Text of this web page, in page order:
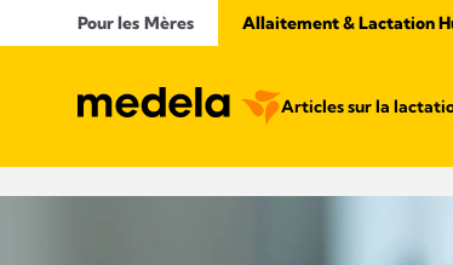
Pour les Mères Allaitement & Lactation
Articles sur la